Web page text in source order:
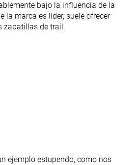
bajo la influencia de la
la marca es líder, suele ofrecer
zapatillas de trail.
ejemplo estupendo, como nos